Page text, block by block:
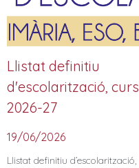
Llistat definitiu
d'escolarització, curs
2026-27
19/06/2026
Llistat definitiu d’escolarització,